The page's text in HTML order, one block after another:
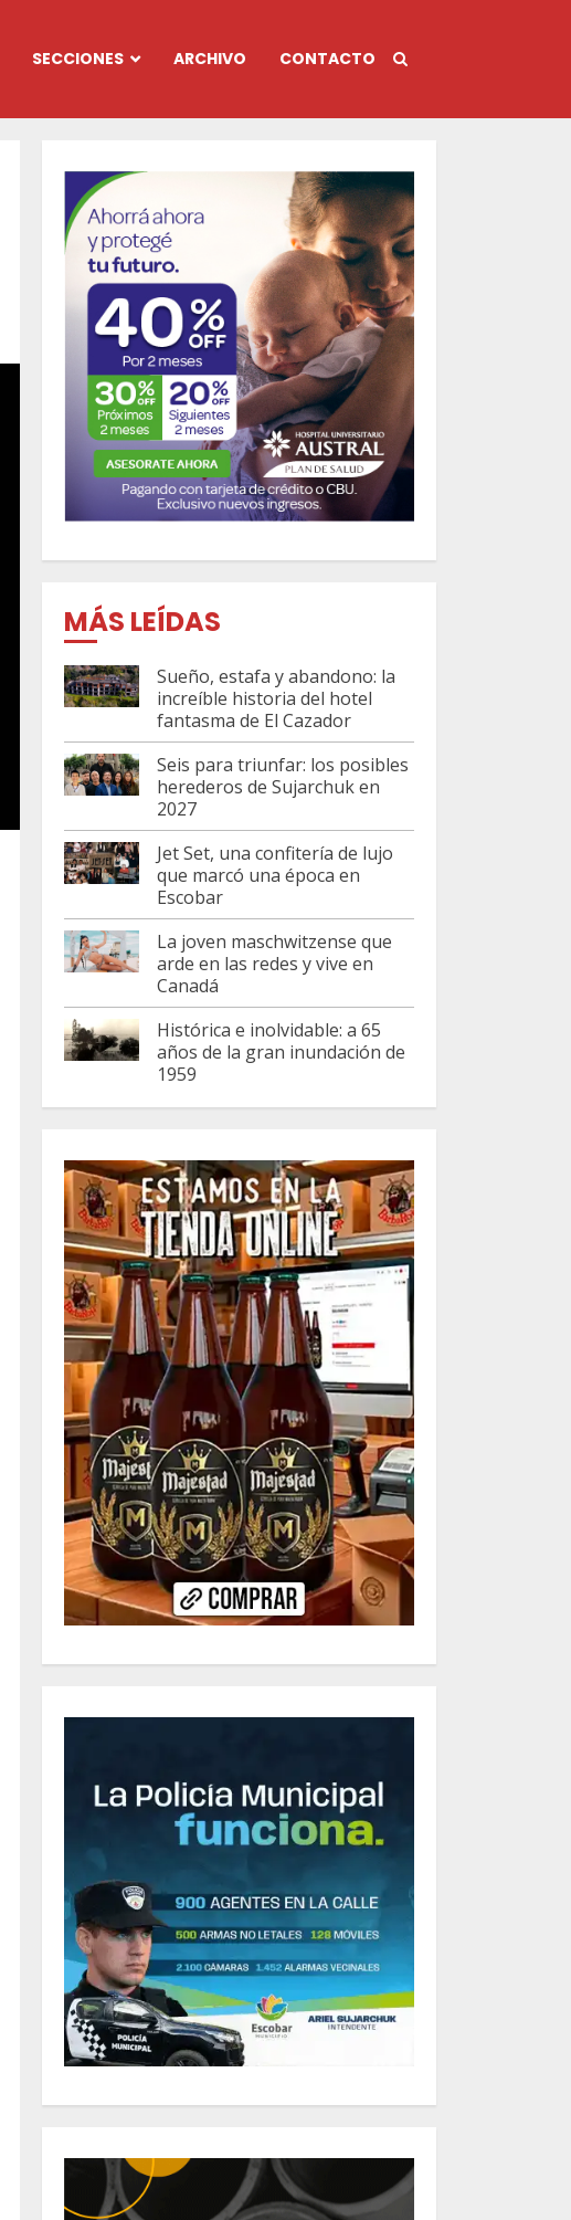
SECCIONES ARCHIVO CONTACTO
MÁS LEÍDAS
Sueño, estafa y abandono: la
increíble historia del hotel
fantasma de El Cazador
Seis para triunfar: los posibles
herederos de Sujarchuk en
2027
Jet Set, una confitería de lujo
que marcó una época en
Escobar
La joven maschwitzense que
arde en las redes y vive en
Canadá
Histórica e inolvidable: a 65
años de la gran inundación de
1959